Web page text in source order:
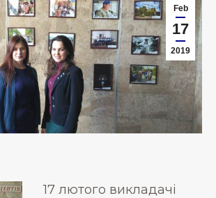
Feb
17
2019
17 лютого викладачі